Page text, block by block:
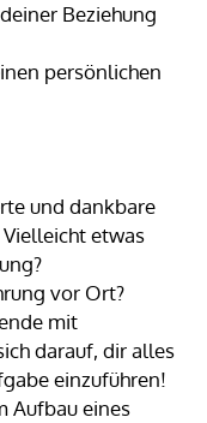
Beziehung
persönlichen
und dankbare
etwas
vor Ort?
mit
darauf, dir alles
einzuführen!
Aufbau eines